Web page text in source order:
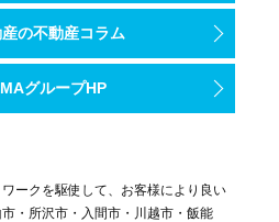
の不動産コラム
グループHP
ークを駆使して、お客様により良い
・所沢市・入間市・川越市・飯能